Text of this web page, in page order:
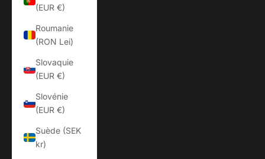
(EUR €)
Roumanie
(RON Lei)
Slovaquie
(EUR €)
Slovénie
(EUR €)
Suède (SEK
kr)